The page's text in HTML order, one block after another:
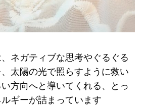
ネガティブな思考やぐるぐる
太陽の光で照らすように救い
方向へと導いてくれる、とっ
ギーが詰まっています